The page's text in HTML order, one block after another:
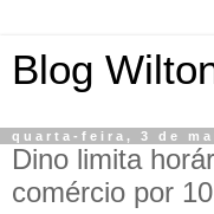
Blog
quarta-feira, 3 de
Dino limita
comércio por